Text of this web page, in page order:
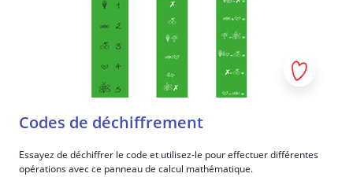
Codes de déchiffrement
Essayez de déchiffrer le code et utilisez-le pour effectuer différentes
opérations avec ce panneau de calcul mathématique.